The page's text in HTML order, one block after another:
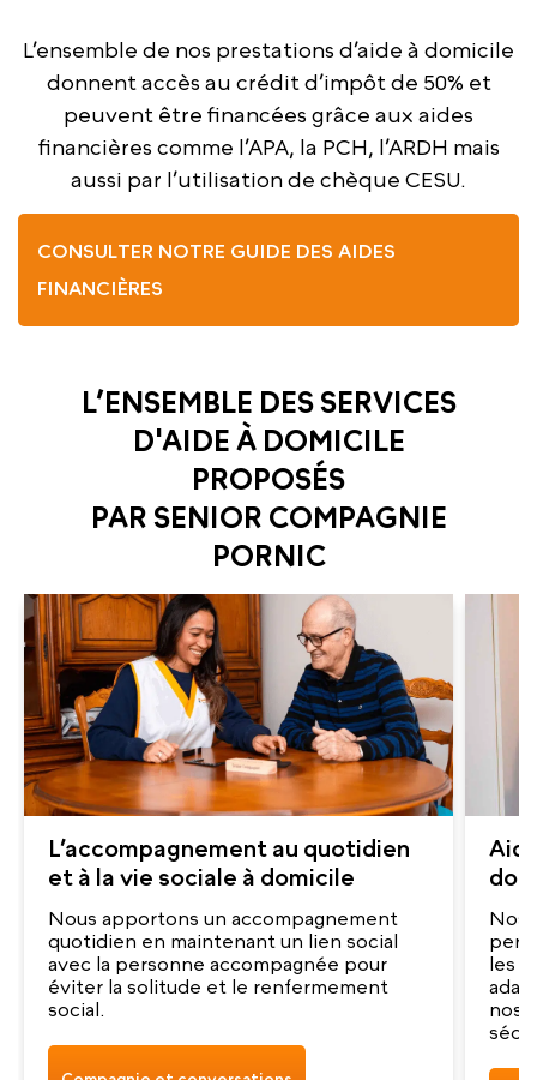
L’ensemble de nos prestations d’aide à domicile
donnent accès au crédit d’impôt de 50% et
peuvent être financées grâce aux aides
financières comme l’APA, la PCH, l’ARDH mais
aussi par l’utilisation de chèque CESU.
CONSULTER NOTRE GUIDE DES AIDES
FINANCIÈRES
L’ENSEMBLE DES SERVICES
D'AIDE À DOMICILE
PROPOSÉS
PAR SENIOR COMPAGNIE
PORNIC
L’accompagnement au quotidien
et à la vie sociale à domicile
Nous apportons un accompagnement
quotidien en maintenant un lien social
avec la personne accompagnée pour
éviter la solitude et le renfermement
social.
Nos
les
nos